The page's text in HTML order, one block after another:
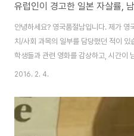
유럽인이 경고한 일본 자살률,
안녕하세요? 영국품절남입니다. 제가 영
치/사회 과목의 일부를 담당했던 적이 있
학생들과 관련 영화를 감상하고, 시간이
의를 하는 정도이지요. 이 수업과 관련된
오늘의 일본 영화는 Departure였습니
품이지요. 그런데 제가 아는 것은 딱 여
영화를 한 번 훑어 보거나 인터넷을 통
2016. 2. 4.